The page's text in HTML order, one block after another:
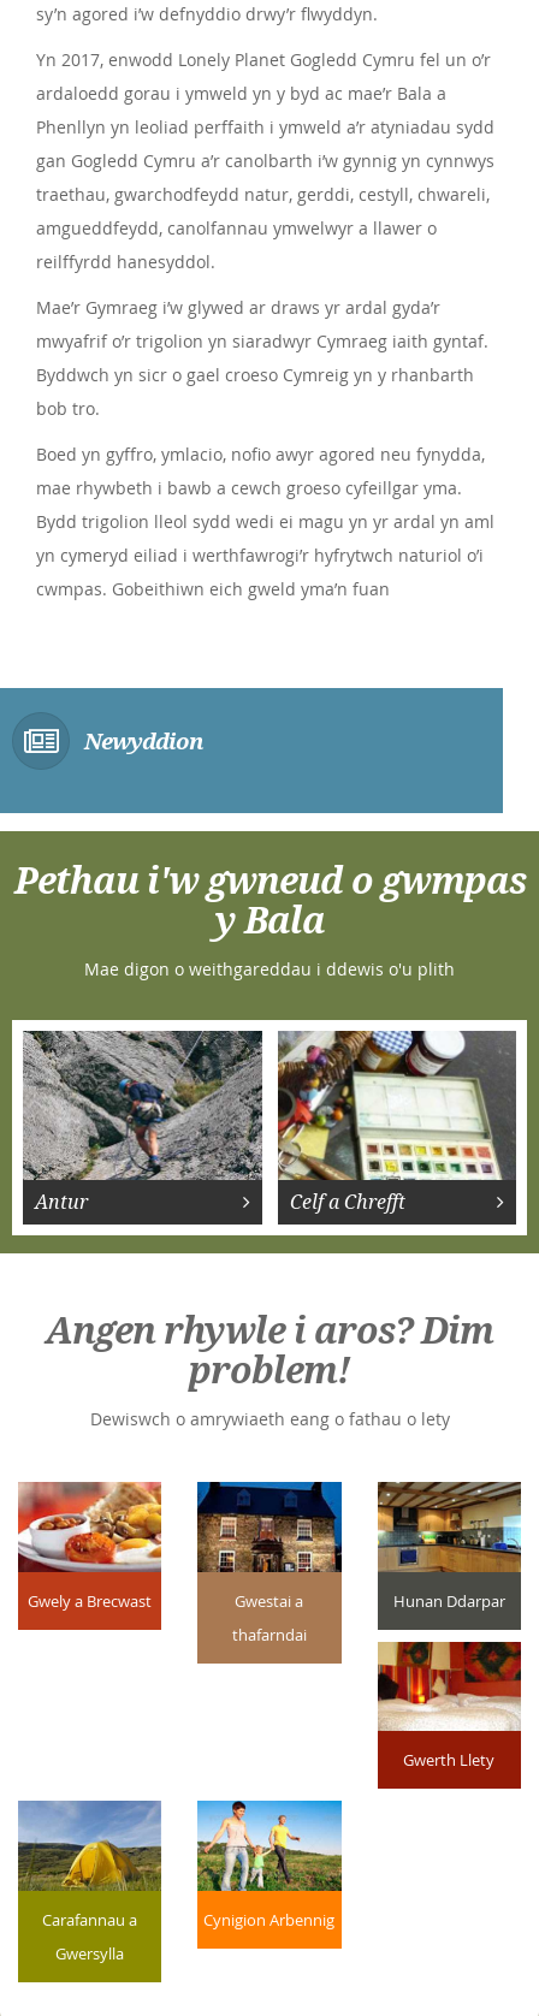
sy’n agored i’w defnyddio drwy’r flwyddyn.
Yn 2017, enwodd Lonely Planet Gogledd Cymru fel un o’r
ardaloedd gorau i ymweld yn y byd ac mae’r Bala a
Phenllyn yn leoliad perffaith i ymweld a’r atyniadau sydd
gan Gogledd Cymru a’r canolbarth i’w gynnig yn cynnwys
traethau, gwarchodfeydd natur, gerddi, cestyll, chwareli,
amgueddfeydd, canolfannau ymwelwyr a llawer o
reilffyrdd hanesyddol.
Mae’r Gymraeg i’w glywed ar draws yr ardal gyda’r
mwyafrif o’r trigolion yn siaradwyr Cymraeg iaith gyntaf.
Byddwch yn sicr o gael croeso Cymreig yn y rhanbarth
bob tro.
Boed yn gyffro, ymlacio, nofio awyr agored neu fynydda,
mae rhywbeth i bawb a cewch groeso cyfeillgar yma.
Bydd trigolion lleol sydd wedi ei magu yn yr ardal yn aml
yn cymeryd eiliad i werthfawrogi’r hyfrytwch naturiol o’i
cwmpas. Gobeithiwn eich gweld yma’n fuan
Newyddion
Pethau i'w gwneud o gwmpas
y Bala
Mae digon o weithgareddau i ddewis o'u plith
Antur Celf a Chrefft
Angen rhywle i aros? Dim
problem!
Dewiswch o amrywiaeth eang o fathau o lety
Gwely a Brecwast
Gwestai a
thafarndai
Hunan Ddarpar
Gwerth Llety
Carafannau a
Gwersylla
Cynigion Arbennig